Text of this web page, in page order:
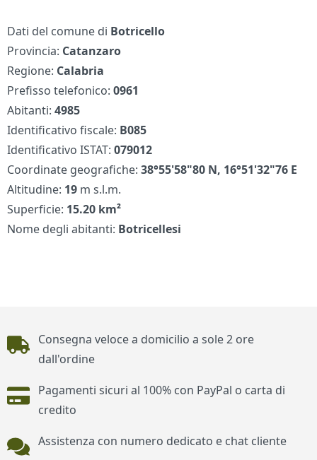
Dati del comune di Botricello
Provincia: Catanzaro
Regione: Calabria
Prefisso telefonico:0961
Abitanti:4985
Identificativo fiscale: B085
Identificativo ISTAT:079012
Coordinate geografiche:38°55'58"80 N, 16°51'32"76 E
Altitudine: 19 m s.l.m.
Superficie: 15.20 km²
Nome degli abitanti: Botricellesi
Piè di pagina
Consegna veloce a domicilio a sole 2 ore
dall'ordine
Pagamenti sicuri al 100% con PayPal o carta di
credito
Assistenza con numero dedicato e chat cliente